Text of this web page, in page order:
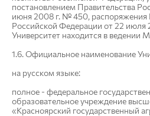
постановлением Правительства
июня 2008 г. № 450, распоряжения
Российской Федерации от 22
Университет находится в ведении
1.6. Официальное наименование
на русском языке:
полное - федеральное
образовательное учреждение
«Красноярский государственный